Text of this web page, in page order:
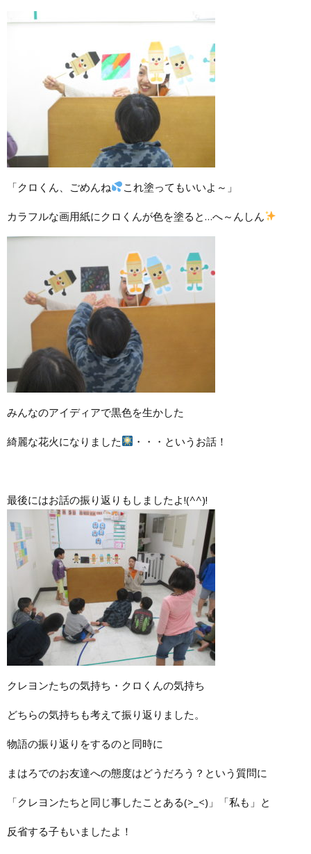
「クロくん、ごめんね これ塗ってもいいよ～」
カラフルな画用紙にクロくんが色を塗ると…へ～んしん
みんなのアイディアで黒色を生かした
綺麗な花火になりました ・・・というお話！
最後にはお話の振り返りもしましたよ!(^^)!
クレヨンたちの気持ち・クロくんの気持ち
どちらの気持ちも考えて振り返りました。
物語の振り返りをするのと同時に
まはろでのお友達への態度はどうだろう？という質問に
「クレヨンたちと同じ事したことある(>_<)」「私も」と
反省する子もいましたよ！